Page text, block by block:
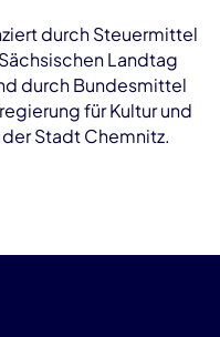
durch Steuermittel
Landtag
durch Bundesmittel
für Kultur und
Stadt Chemnitz.